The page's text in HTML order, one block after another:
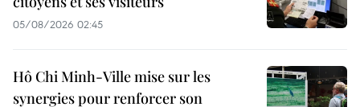
05/08/2026 02:45
Hô Chi Minh-Ville mise sur les
synergies pour renforcer son